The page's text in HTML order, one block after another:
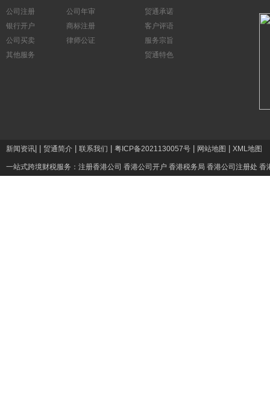
公司注册
公司年审
银行开户
商标注册
公司买卖
律师公证
其他服务
贸通承诺
客户评语
服务宗旨
贸通特色
新闻资讯 贸通简介 联系我们 粤ICP备2021130057号 网站地图 XML地图
一站式跨境财税服务： 注册香港公司 香港公司开户 香港税务局 香港公司注册处 香